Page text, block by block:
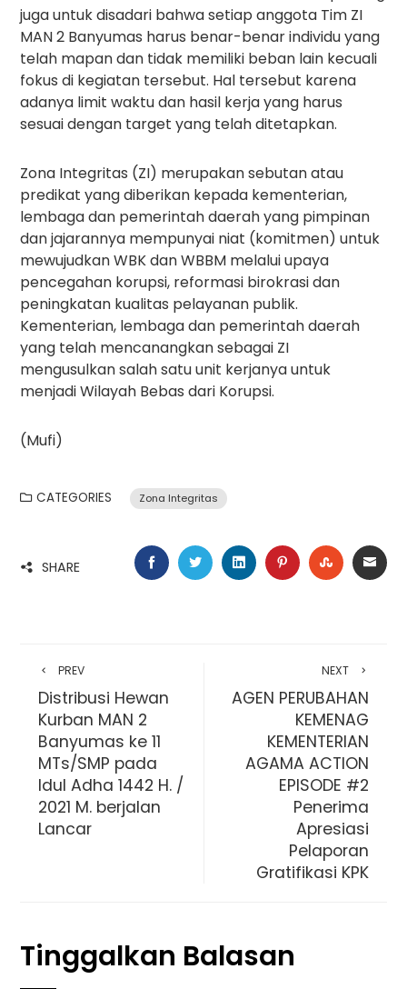
juga untuk disadari bahwa setiap anggota Tim ZI
MAN 2 Banyumas harus benar-benar individu yang
telah mapan dan tidak memiliki beban lain kecuali
fokus di kegiatan tersebut. Hal tersebut karena
adanya limit waktu dan hasil kerja yang harus
sesuai dengan target yang telah ditetapkan.
Zona Integritas (ZI) merupakan sebutan atau
predikat yang diberikan kepada kementerian,
lembaga dan pemerintah daerah yang pimpinan
dan jajarannya mempunyai niat (komitmen) untuk
mewujudkan WBK dan WBBM melalui upaya
pencegahan korupsi, reformasi birokrasi dan
peningkatan kualitas pelayanan publik.
Kementerian, lembaga dan pemerintah daerah
yang telah mencanangkan sebagai ZI
mengusulkan salah satu unit kerjanya untuk
menjadi Wilayah Bebas dari Korupsi.
(Mufi)
CATEGORIES Zona Integritas
SHARE FACEBOOK
TWITTERLINKEDINPINTEREST
PREV
Distribusi Hewan
Kurban MAN 2
Banyumas ke 11
MTs/SMP pada
Idul Adha 1442 H. /
2021 M. berjalan
Lancar
NEXT
AGEN PERUBAHAN
KEMENAG
KEMENTERIAN
AGAMA ACTION
EPISODE #2
Penerima
Apresiasi
Pelaporan
Gratifikasi KPK
Tinggalkan Balasan